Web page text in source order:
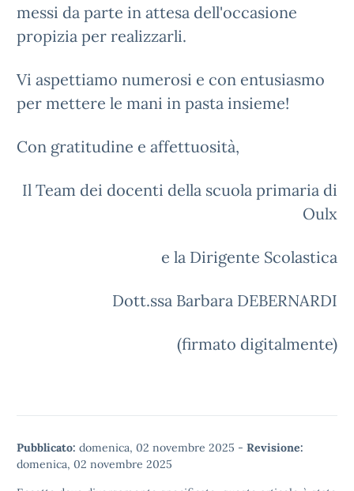
messi da parte in attesa dell'occasione
propizia per realizzarli.
Vi aspettiamo numerosi e con entusiasmo
per mettere le mani in pasta insieme!
Con gratitudine e affettuosità,
Il Team dei docenti della scuola primaria di
Oulx
e la Dirigente Scolastica
Dott.ssa Barbara DEBERNARDI
(firmato digitalmente)
Pubblicato: domenica, 02 novembre 2025 - Revisione:
domenica, 02 novembre 2025